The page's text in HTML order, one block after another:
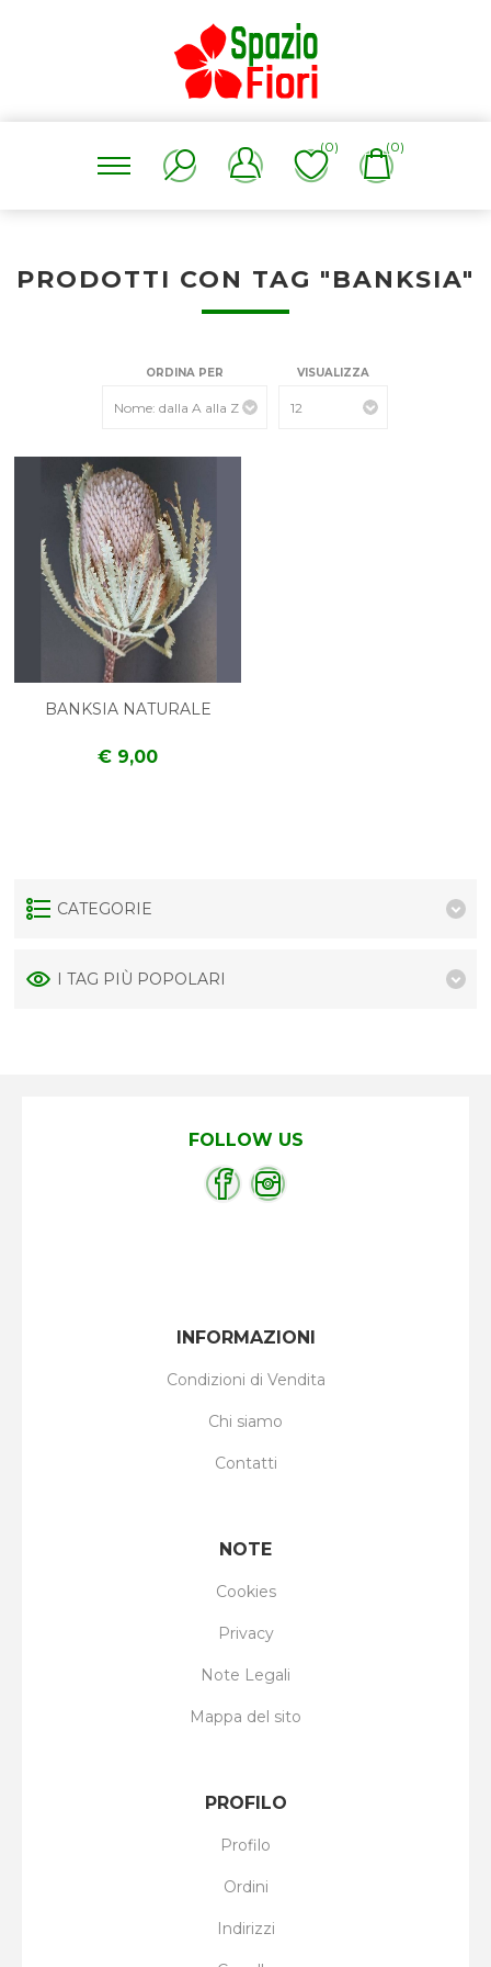
(0) (0)
PRODOTTI CON TAG "BANKSIA"
ORDINA PER VISUALIZZA
BANKSIA NATURALE
€ 9,00
CATEGORIE
I TAG PIÙ POPOLARI
FOLLOW US
INFORMAZIONI
Condizioni di Vendita
Chi siamo
Contatti
NOTE
Cookies
Privacy
Note Legali
Mappa del sito
PROFILO
Profilo
Ordini
Indirizzi